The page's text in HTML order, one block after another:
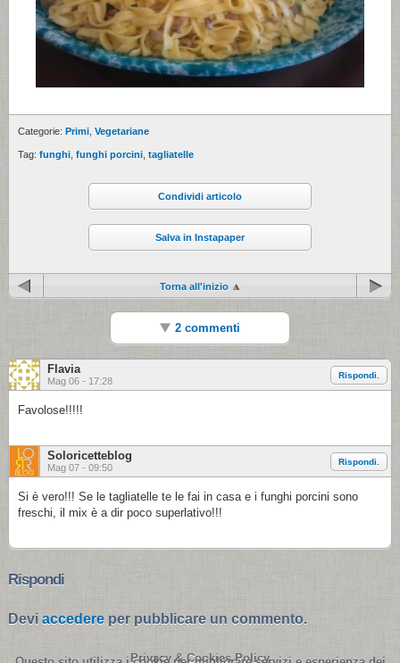
Categorie: Primi Vegetariane
Tag: funghi funghi porcini tagliatelle
Condividi articolo
Salva in Instapaper
Torna all'inizio
2 commenti
Flavia
Mag 06 - 17:28
Rispondi.
Favolose!!!!!
Soloricetteblog
Mag 07 - 09:50
Rispondi.
Si è vero!!! Se le tagliatelle te le fai in casa e i funghi porcini sono
freschi, il mix è a dir poco superlativo!!!
Rispondi
Devi accedere per pubblicare un commento.
Privacy & Cookies Policy